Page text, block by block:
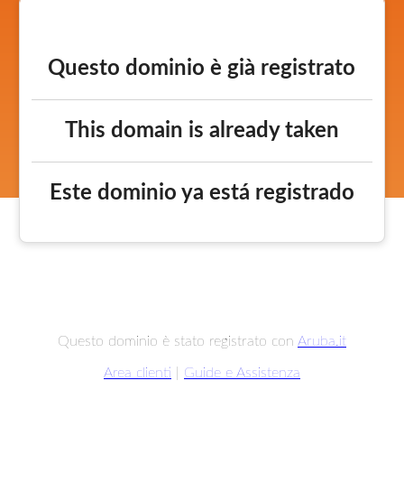
Questo dominio è già registrato
This domain is already taken
Este dominio ya está registrado
Questo dominio è stato registrato con Aruba.it
Area clienti Guide e Assistenza